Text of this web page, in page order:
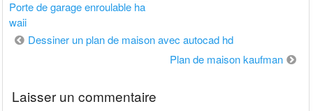
Porte de garage enroulable ha
waii
Navigation
Dessiner un plan de maison avec autocad hd
Plan de maison kaufman
Laisser un commentaire